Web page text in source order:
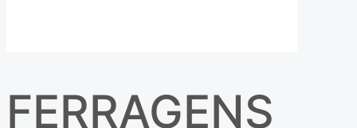
FERRAGENS